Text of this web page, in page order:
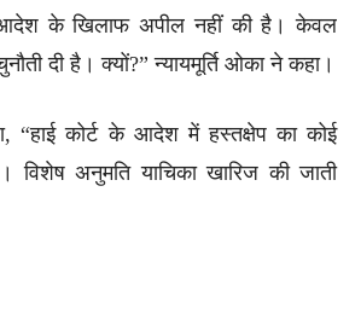
के खिलाफ अपील नहीं की है। केवल
दी है। क्यों?” न्यायमूर्ति ओका ने कहा।
“हाई कोर्ट के आदेश में हस्तक्षेप का कोई
विशेष अनुमति याचिका खारिज की जाती